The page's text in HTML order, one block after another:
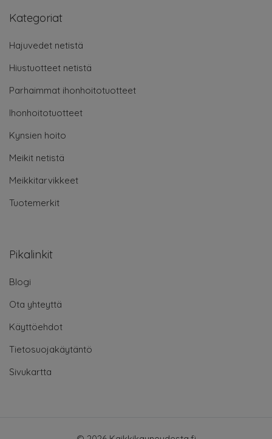
Kategoriat
Hajuvedet netistä
Hiustuotteet netistä
Parhaimmat ihonhoitotuotteet
Ihonhoitotuotteet
Kynsien hoito
Meikit netistä
Meikkitarvikkeet
Tuotemerkit
Pikalinkit
Blogi
Ota yhteyttä
Käyttöehdot
Tietosuojakäytäntö
Sivukartta